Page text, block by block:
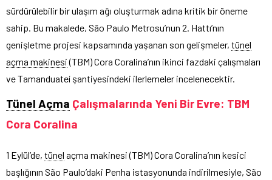
sürdürülebilir bir ulaşım ağı oluşturmak adına kritik bir öneme
sahip. Bu makalede, São Paulo Metrosu’nun 2. Hattı’nın
genişletme projesi kapsamında yaşanan son gelişmeler, tünel
açma makinesi(TBM) Cora Coralina’nın ikinci fazdaki çalışmaları
ve Tamanduateí şantiyesindeki ilerlemeler incelenecektir.
Tünel Açma Çalışmalarında Yeni Bir Evre: TBM
Cora Coralina
1 Eylül’de, tünel açma makinesi (TBM) Cora Coralina’nın kesici
başlığının São Paulo’daki Penha istasyonunda indirilmesiyle, São